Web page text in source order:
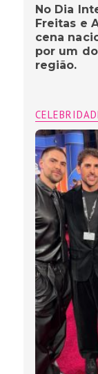
No Dia
Freitas e
cena
por um
região.